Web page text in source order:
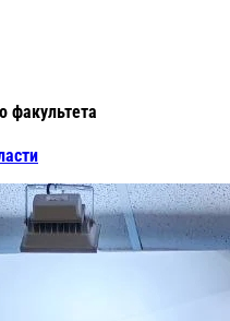
факультета